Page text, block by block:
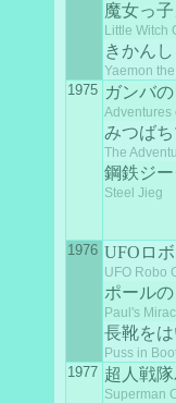
魔女っ
Little Witch
きかん
Yaemon
1975 ガンバ
Adventures
みつば
The
鋼鉄ジ
Steel Jieg
1976 UFOロ
UFO Robo
ポール
Paul's
長靴を
Puss in
1977 超人戦
Superman